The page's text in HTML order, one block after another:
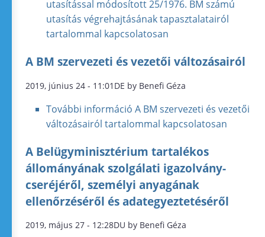
utasítással módosított 25/1976. BM számú
utasítás végrehajtásának tapasztalatairól
tartalommal kapcsolatosan
A BM szervezeti és vezetői változásairól
2019, június 24 - 11:01DE by Benefi Géza
További információ A BM szervezeti és vezetői
változásairól tartalommal kapcsolatosan
A Belügyminisztérium tartalékos
állományának szolgálati igazolvány-
cseréjéről, személyi anyagának
ellenőrzéséről és adategyeztetéséről
2019, május 27 - 12:28DU by Benefi Géza